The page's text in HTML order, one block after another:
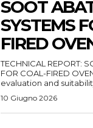
SOOT
SYSTEMS
FIRED
TECHNICAL REPORT:
FOR COAL-FIRED OVENS (USA)
evaluation and
10 Giugno 2026